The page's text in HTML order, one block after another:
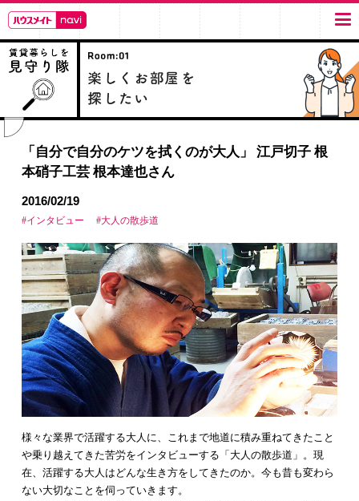
「自分で自分のケツを拭くのが大人」 江戸切子 根
本硝子工芸 根本達也さん
2016/02/19
#インタビュー #大人の散歩道
様々な業界で活躍する大人に、これまで地道に積み重ねてきたこと
や乗り越えてきた苦労をインタビューする「大人の散歩道」。現
在、活躍する大人はどんな生き方をしてきたのか。今も昔も変わら
ない大切なことを伺っていきます。